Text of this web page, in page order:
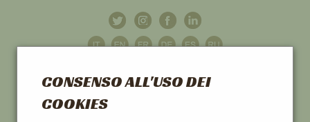
CONSENSO ALL'USO DEI
COOKIES